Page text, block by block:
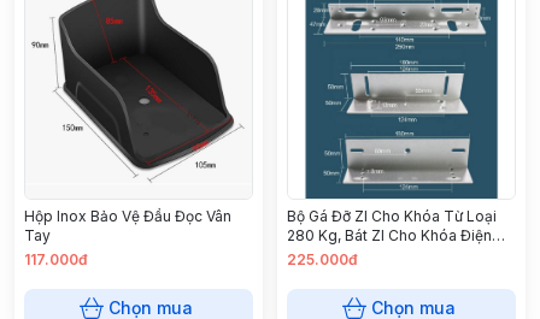
Hộp Inox Bảo Vệ Đầu Đọc Vân
Tay
117.000đ
Chọn mua
Bộ Gá Đỡ Zl Cho Khóa Từ Loại
280 Kg, Bát Zl Cho Khóa Điện
Từ, Khóa Từ, Khóa Nam Châm
225.000đ
Chọn mua